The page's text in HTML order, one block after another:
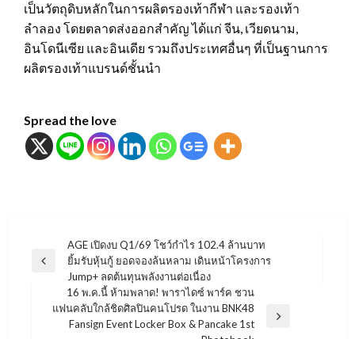
เป็นวัตถุดิบหลักในการผลิตรองเท้ากีฬา และรองเท้า
ลำลอง โดยตลาดส่งออกสำคัญ ได้แก่ จีน, เวียดนาม,
อินโดนีเซีย และอินเดีย รวมถึงประเทศอื่นๆ ที่เป็นฐานการ
ผลิตรองเท้าแบรนด์ชั้นนำ
Spread the love
แนะแนว
เรื่อง
Previous
AGE เปิดงบ Q1/69 โชว์กำไร 102.4 ล้านบาท
ยิ้มรับหุ้นกู้ ยอดจองล้นหลาม เดินหน้าโครงการ
Jump+ ลดต้นทุนพลังงานต่อเนื่อง
16 พ.ค.นี้ ห้ามพลาด! พาราไดซ์ พาร์ค ชวน
แฟนคลับใกล้ชิดศิลปินคนโปรด ในงาน BNK48
Fansign Event Locker Box & Pancake 1st